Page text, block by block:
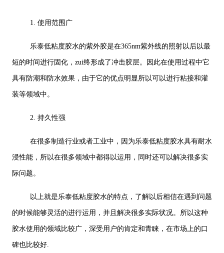
1. 使用范围广
乐泰低粘度胶水的紫外胶是在365nm紫外线的照射以后以最
短的时间进行固化，zui终形成了冲击胶层。因此在使用过程中它
具有防潮和防水效果，由于它的优点明显所以可以进行粘接和灌
装等领域中。
2. 持久性强
在很多制造行业或者工业中，因为乐泰低粘度胶水具有耐水
浸性能，所以在很多领域中都得以运用，同时还可以解决很多实
际问题。
以上就是乐泰低粘度胶水的特点，了解以后相信在遇到问题
的时候能够灵活的进行运用，并且解决很多实际状况。所以这种
胶水使用的领域比较广，深受用户的肯定和青睐，在市场上的口
碑也比较好.